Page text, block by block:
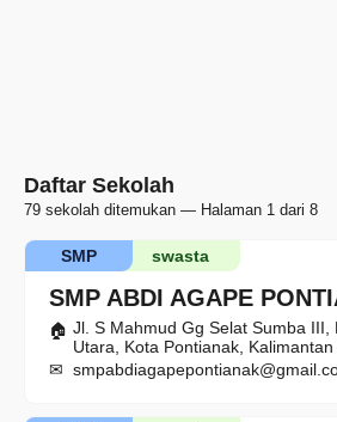
Daftar Sekolah
79 sekolah ditemukan — Halaman 1 dari 8
SMP ABDI AGAPE
swasta
SMP
Jl. S Mahmud Gg Selat Sumba III,
Utara, Kota Pontianak,